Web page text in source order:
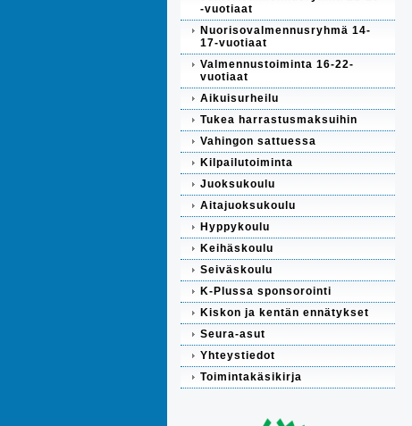
-vuotiaat
Nuorisovalmennusryhmä 14-
17-vuotiaat
Valmennustoiminta 16-22-
vuotiaat
Aikuisurheilu
Tukea harrastusmaksuihin
Vahingon sattuessa
Kilpailutoiminta
Juoksukoulu
Aitajuoksukoulu
Hyppykoulu
Keihäskoulu
Seiväskoulu
K-Plussa sponsorointi
Kiskon ja kentän ennätykset
Seura-asut
Yhteystiedot
Toimintakäsikirja